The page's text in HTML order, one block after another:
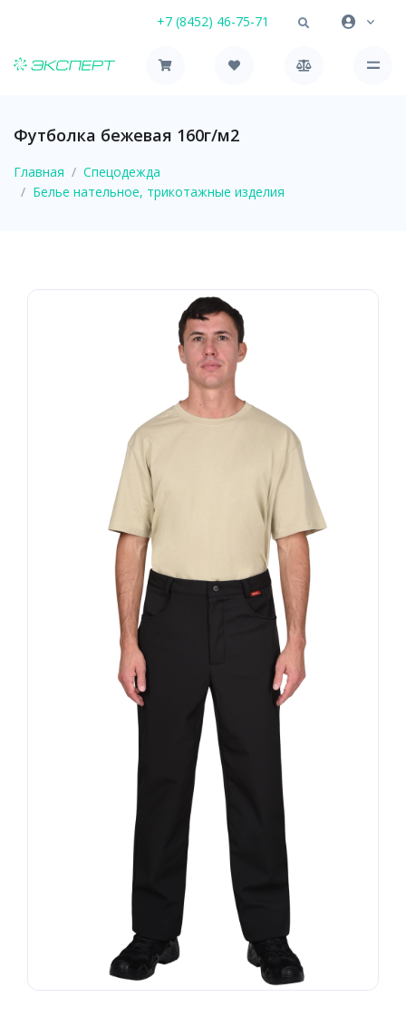
+7 (8452) 46-75-71
Футболка бежевая 160г/м2
Главная
Спецодежда
Белье нательное, трикотажные изделия